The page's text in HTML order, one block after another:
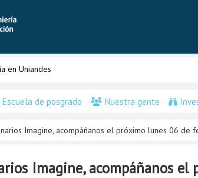
en Uniandes
Escuela de posgrado Nuestra gente
Imagine, acompáñanos el próximo lunes 06 de
Imagine, acompáñanos el